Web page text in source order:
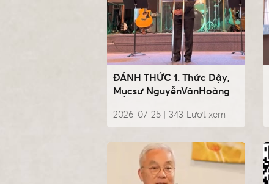
ĐÁNH THỨC 1. Thức Dậy,
Mụcsư NguyễnVănHoàng
2026-07-25 | Lượt xem
343